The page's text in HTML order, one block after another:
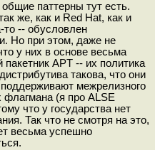
паттерны тут есть.
же, как и Red Hat, как и
то -- обусловлен
Но при этом, даже не
у них в основе весьма
пакетник APT -- их политика
такова, что они
межрелизного
флагмана (я про ALSE
что у государства нет
Так что не смотря на это,
весьма успешно